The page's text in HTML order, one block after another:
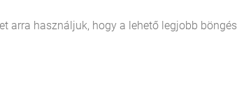
arra használjuk, hogy a lehető legjobb